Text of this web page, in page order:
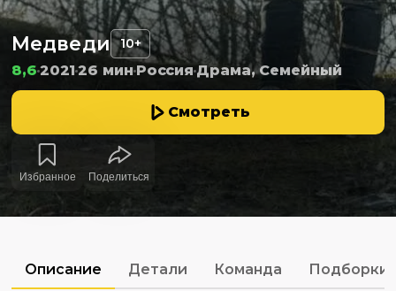
Медведи 10+
8,6202126 минРоссия Драма, Семейный
Смотреть
Избранное Поделиться
Описание Детали Команда Подборки